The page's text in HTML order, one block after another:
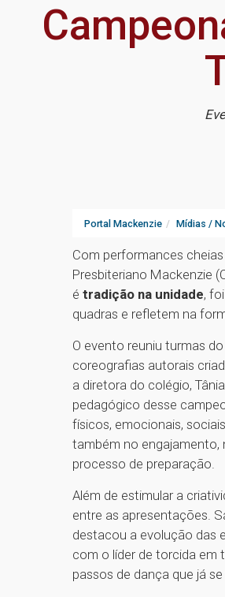
Portal Mackenzie Mídias /
Com performances
Presbiteriano Mackenzie
é tradição na unidade,
quadras e refletem na
O evento reuniu turmas
coreografias autorais
a diretora do colégio,
pedagógico desse
físicos, emocionais,
também no
processo de preparação.
Além de estimular a
entre as apresentações.
destacou a evolução das
com o líder de torcida em
passos de dança que já